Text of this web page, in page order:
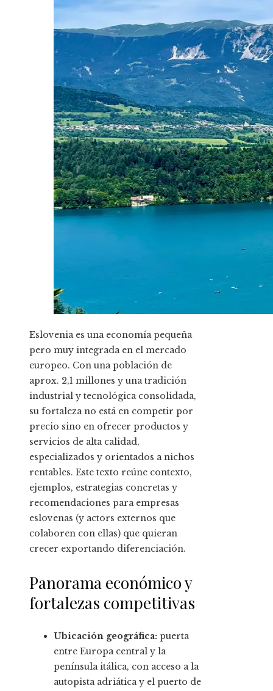
Eslovenia es una economía pequeña
pero muy integrada en el mercado
europeo. Con una población de
aprox. 2,1 millones y una tradición
industrial y tecnológica consolidada,
su fortaleza no está en competir por
precio sino en ofrecer productos y
servicios de alta calidad,
especializados y orientados a nichos
rentables. Este texto reúne contexto,
ejemplos, estrategias concretas y
recomendaciones para empresas
eslovenas (y actors externos que
colaboren con ellas) que quieran
crecer exportando diferenciación.
Panorama económico y
fortalezas competitivas
Ubicación geográfica: puerta
entre Europa central y la
península itálica, con acceso a la
autopista adriática y el puerto de